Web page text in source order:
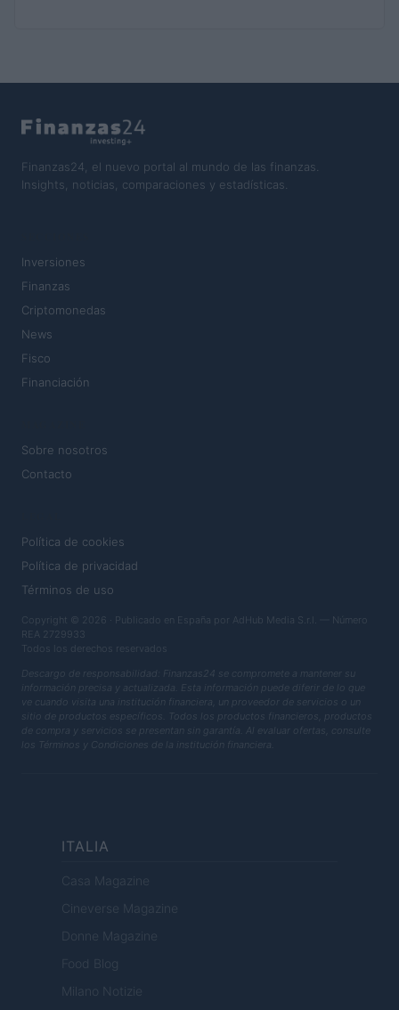
Finanzas24, el nuevo portal al mundo de las finanzas.
Insights, noticias, comparaciones y estadísticas.
Inversiones
Finanzas
Criptomonedas
News
Fisco
Financiación
Sobre nosotros
Contacto
Política de cookies
Política de privacidad
Términos de uso
Copyright © 2026 · Publicado en España por AdHub Media S.r.l. — Número
REA 2729933
Todos los derechos reservados
Descargo de responsabilidad: Finanzas24 se compromete a mantener su
información precisa y actualizada. Esta información puede diferir de lo que
ve cuando visita una institución financiera, un proveedor de servicios o un
sitio de productos específicos. Todos los productos financieros, productos
de compra y servicios se presentan sin garantía. Al evaluar ofertas, consulte
los Términos y Condiciones de la institución financiera.
ITALIA
Casa Magazine
Cineverse Magazine
Donne Magazine
Food Blog
Milano Notizie